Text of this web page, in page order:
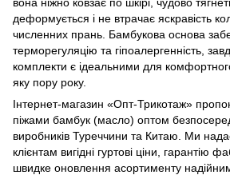
деформується і не втрачає яскравість
численних прань. Бамбукова основа
терморегуляцію та гіпоалергенність,
комплекти є ідеальними для
яку пору року.
Інтернет-магазин «Опт-Трикотаж»
піжами бамбук (масло) оптом
виробників Туреччини та Китаю. Ми
клієнтам вигідні гуртові ціни, гарантію
швидке оновлення асортименту